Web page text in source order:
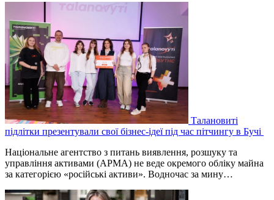
Талановиті
підлітки презентували свої бізнес-ідеї під час пітчингу в Бучі
Національне агентство з питань виявлення, розшуку та
управління активами (АРМА) не веде окремого обліку майна
за категорією «російські активи». Водночас за мину…